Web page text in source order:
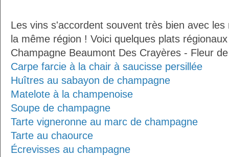
Les vins s'accordent souvent très bien avec
la même région ! Voici quelques plats
Champagne Beaumont Des Crayères - Fleur
Carpe farcie à la chair à saucisse persillée
Huîtres au sabayon de champagne
Matelote à la champenoise
Soupe de champagne
Tarte vigneronne au marc de champagne
Tarte au chaource
Écrevisses au champagne